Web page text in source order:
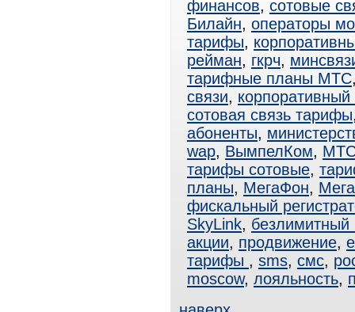
финансов, сотовые
Билайн, операторы
тарифы,
рейман, гкрч,
тарифные планы МТС
связи,
сотовая связь тарифы
абоненты,
wap, ВымпелКом,
тарифы сотовые,
планы, МегаФон,
фискальный
SkyLink, безлимитный
акции, продвижение,
тарифы , sms, смс,
moscow, лояльность,